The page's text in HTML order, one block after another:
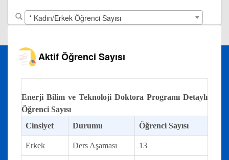
* Kadın/Erkek Öğrenci Sayısı
Aktif Öğrenci Sayısı
Enerji Bilim ve Teknoloji Doktora Programı Detaylı
Öğrenci Sayısı
Cinsiyet
Durumu Öğrenci Sayısı
Erkek Ders Aşaması 13